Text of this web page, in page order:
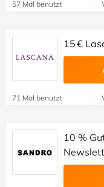
57 Mal benutzt
15 €
71 Mal benutzt
10 %